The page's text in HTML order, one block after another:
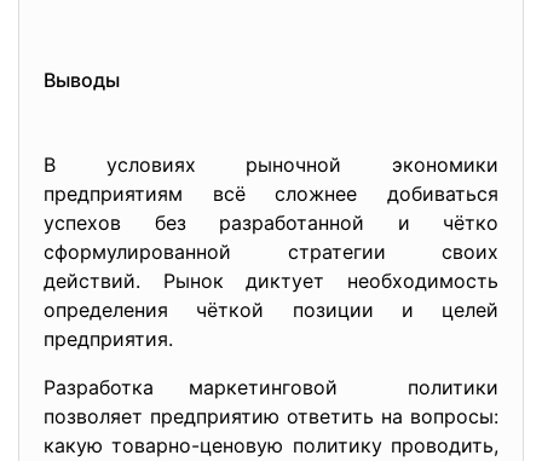
Выводы
В условиях рыночной экономики
предприятиям всё сложнее добиваться
успехов без разработанной и чётко
сформулированной стратегии своих
действий. Рынок диктует необходимость
определения чёткой позиции и целей
предприятия.
Разработка маркетинговой политики
позволяет предприятию ответить на вопросы:
какую товарно-ценовую политику проводить,